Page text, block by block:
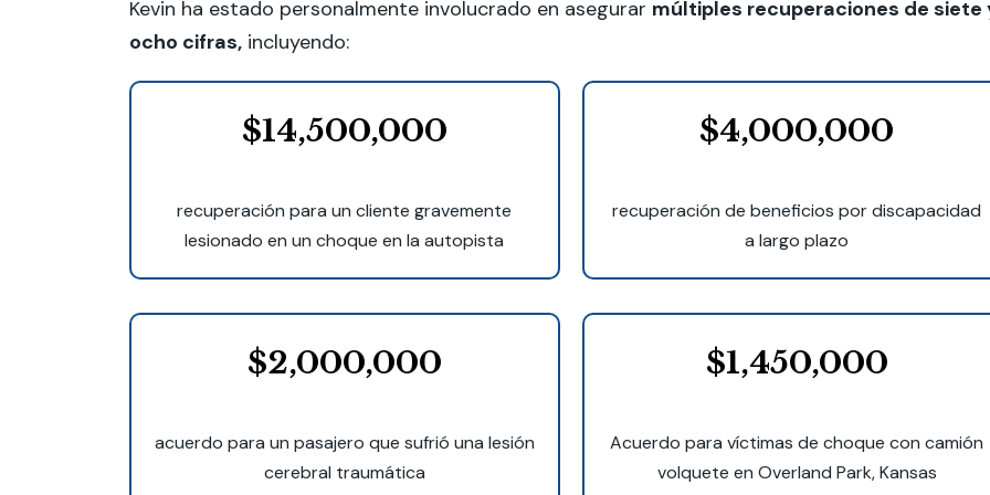
Kevin ha estado personalmente involucrado en asegurar múltiples recuperaciones de siete
ocho cifras, incluyendo:
$14,500,000
recuperación para un cliente gravemente
lesionado en un choque en la autopista
$4,000,000
recuperación de beneficios por discapacidad
a largo plazo
$2,000,000
acuerdo para un pasajero que sufrió una lesión
cerebral traumática
$1,450,000
Acuerdo para víctimas de choque con camión
volquete en Overland Park, Kansas